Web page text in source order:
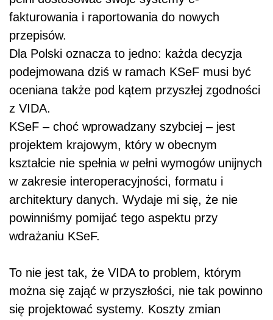
fakturowania i raportowania do nowych
przepisów.
Dla Polski oznacza to jedno: każda decyzja
podejmowana dziś w ramach KSeF musi być
oceniana także pod kątem przyszłej zgodności
z VIDA.
KSeF – choć wprowadzany szybciej – jest
projektem krajowym, który w obecnym
kształcie nie spełnia w pełni wymogów unijnych
w zakresie interoperacyjności, formatu i
architektury danych. Wydaje mi się, że nie
powinniśmy pomijać tego aspektu przy
wdrażaniu KSeF.
To nie jest tak, że VIDA to problem, którym
można się zająć w przyszłości, nie tak powinno
się projektować systemy. Koszty zmian